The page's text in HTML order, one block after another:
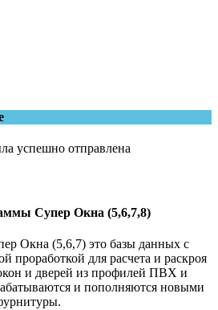
успешно отправлена
Супер Окна (5,6,7,8)
Окна (5,6,7) это базы данных с
проработкой для расчета и раскроя
и дверей из профилей ПВХ и
и пополняются новыми